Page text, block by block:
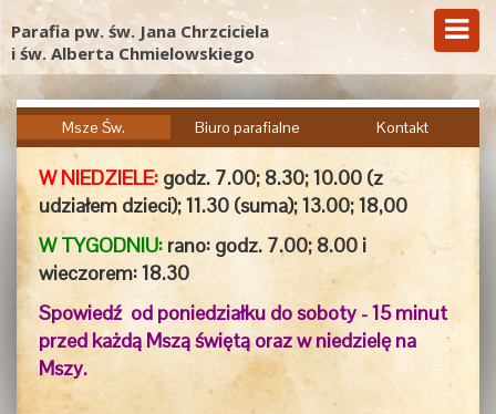
Parafia pw. św. Jana Chrzciciela
i św. Alberta Chmielowskiego
Msze Św. Biuro parafialne Kontakt
W NIEDZIELE: godz. 7.00; 8.30; 10.00 (z
udziałem dzieci); 11.30 (suma); 13.00; 18,00
W TYGODNIU: rano: godz. 7.00; 8.00 i
wieczorem:18.30
Spowiedź od poniedziałku do soboty - 15 minut
przed każdą Mszą świętą oraz w niedzielę na
Mszy.